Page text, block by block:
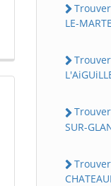
LE-
SUR-